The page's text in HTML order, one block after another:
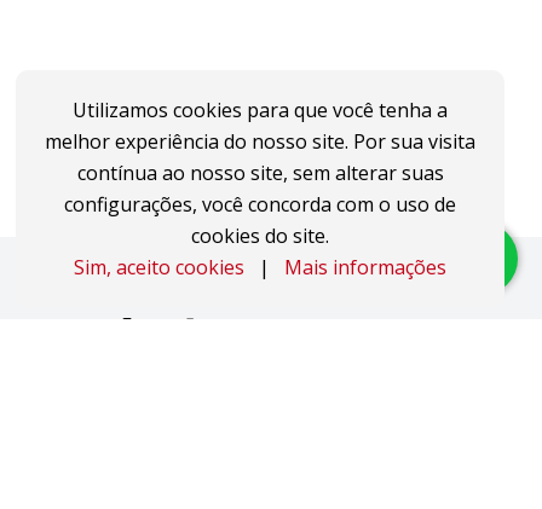
Utilizamos cookies para que você tenha a
melhor experiência do nosso site. Por sua visita
contínua ao nosso site, sem alterar suas
configurações, você concorda com o uso de
cookies do site.
Sim, aceito cookies | Mais informações
Imóveis